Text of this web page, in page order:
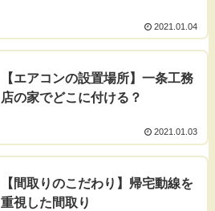
2021.01.04
【エアコンの設置場所】一条工務
店の家でどこに付ける？
2021.01.03
【間取りのこだわり】帰宅動線を
重視した間取り